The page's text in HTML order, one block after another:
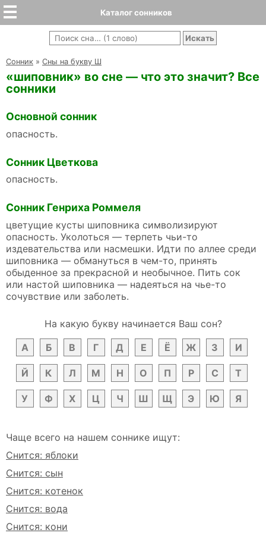
Каталог сонников
Cонник » Сны на букву Ш
«шиповник» во сне — что это значит? Все
сонники
Основной сонник
опасность.
Сонник Цветкова
опасность.
Сонник Генриха Роммеля
цветущие кусты шиповника символизируют
опасность. Уколоться — терпеть чьи-то
издевательства или насмешки. Идти по аллее среди
шиповника — обмануться в чем-то, принять
обыденное за прекрасной и необычное. Пить сок
или настой шиповника — надеяться на чье-то
сочувствие или заболеть.
На какую букву начинается Ваш сон?
А
Б В Г Д Е Ё Ж З И
Й К Л М Н О П Р С Т
У Ф Х Ц Ч Ш Щ Э Ю Я
Чаще всего на нашем соннике ищут:
Снится: яблоки
Снится: сын
Снится: котенок
Снится: вода
Снится: кони